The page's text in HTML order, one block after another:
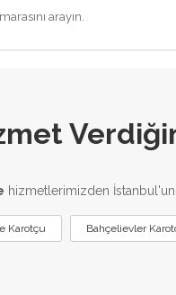
arayın.
hizmetlerimizden
Karotçu Bahçelievler